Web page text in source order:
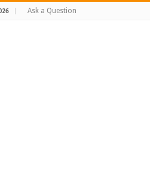
Ask a Question